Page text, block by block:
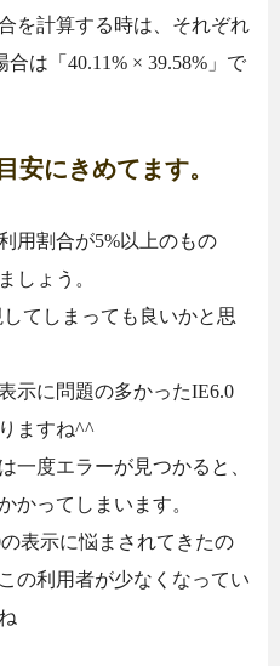
を計算する時は、それぞれ
は「40.11% × 39.58%」で
安にきめてます。
用割合が5%以上のもの
しょう。
てしまっても良いかと思
示に問題の多かったIE6.0
ますね^^
一度エラーが見つかると、
かってしまいます。
表示に悩まされてきたの
の利用者が少なくなってい